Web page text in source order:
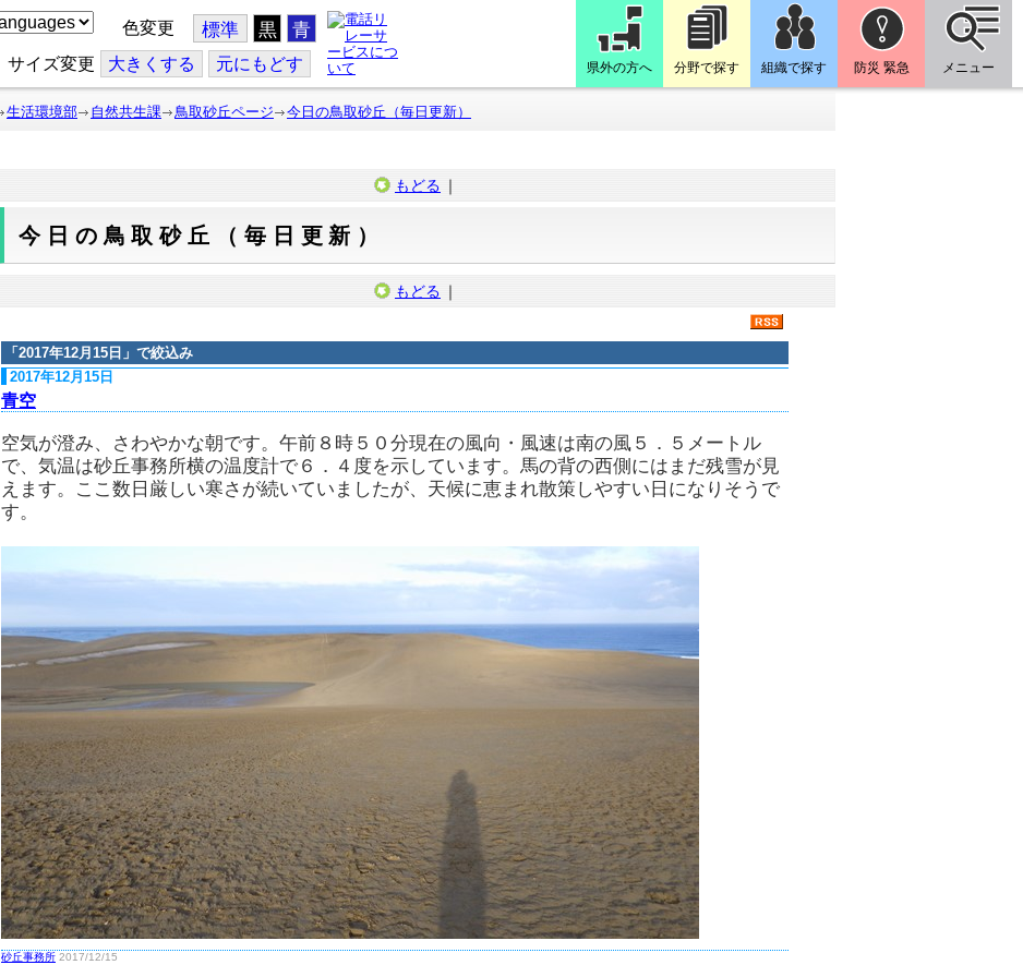
色変更 標準 黒 青
サイズ変更 大きくする 元にもどす 県外の方へ 分野で探す 組織で探す 防災 緊急 メニュー
生活環境部 自然共生課 鳥取砂丘ページ 今日の鳥取砂丘（毎日更新）
もどる ｜
今日の鳥取砂丘（毎日更新）
もどる ｜
「 2017年12月15日 」で絞込み
2017年12月15日
青空
空気が澄み、さわやかな朝です。午前８時５０分現在の風向・風速は南の風５．５メートル
で、気温は砂丘事務所横の温度計で６．４度を示しています。馬の背の西側にはまだ残雪が見
えます。ここ数日厳しい寒さが続いていましたが、天候に恵まれ散策しやすい日になりそうで
す。
砂丘事務所 2017/12/15